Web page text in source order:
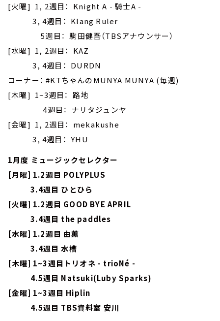
[火曜] 1, 2週目： Knight A - 騎士A -
3, 4週目： Klang Ruler
5週目： 駒田健吾（TBSアナウンサー）
[水曜] 1, 2週目： KAZ
3, 4週目： DURDN
コーナー： #KTちゃんのMUNYA MUNYA (毎週)
[木曜] 1~3週目： 路地
4週目： ナリタジュンヤ
[金曜] 1, 2週目： mekakushe
3, 4週目： YHU
1月度 ミュージックセレクター
[月曜] 1.2週目 POLYPLUS
3.4週目 ひとひら
[火曜] 1.2週目 GOOD BYE APRIL
3.4週目 the paddles
[水曜] 1.2週目 由薫
3.4週目 水槽
[木曜] 1~3週目トリオネ - trioNé -
4.5週目 Natsuki(Luby Sparks)
[金曜] 1~3週目 Hiplin
4.5週目 TBS資料室 安川